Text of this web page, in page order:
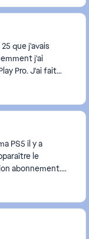
j'ai
J'ai fait
DLC F1 ...
le
abonnement.
déjà té...